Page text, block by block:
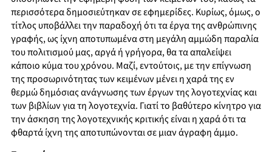
περισσότερα δημοσιεύτηκαν σε εφημερίδες. Κυρίως, όμως, ο
τίτλος υποβάλλει την παραδοχή ότι τα έργα της ανθρώπινης
γραφής, ως ίχνη αποτυπωμένα στη μεγάλη αμμώδη παραλία
του πολιτισμού μας, αργά ή γρήγορα, θα τα απαλείψει
κάποιο κύμα του χρόνου. Μαζί, εντούτοις, με την επίγνωση
της προσωρινότητας των κειμένων μένει η χαρά της εν
θερμώ δημόσιας ανάγνωσης των έργων της λογοτεχνίας και
των βιβλίων για τη λογοτεχνία. Γιατί το βαθύτερο κίνητρο για
την άσκηση της λογοτεχνικής κριτικής είναι η χαρά ότι τα
φθαρτά ίχνη της αποτυπώνονται σε μιαν άγραφη άμμο.